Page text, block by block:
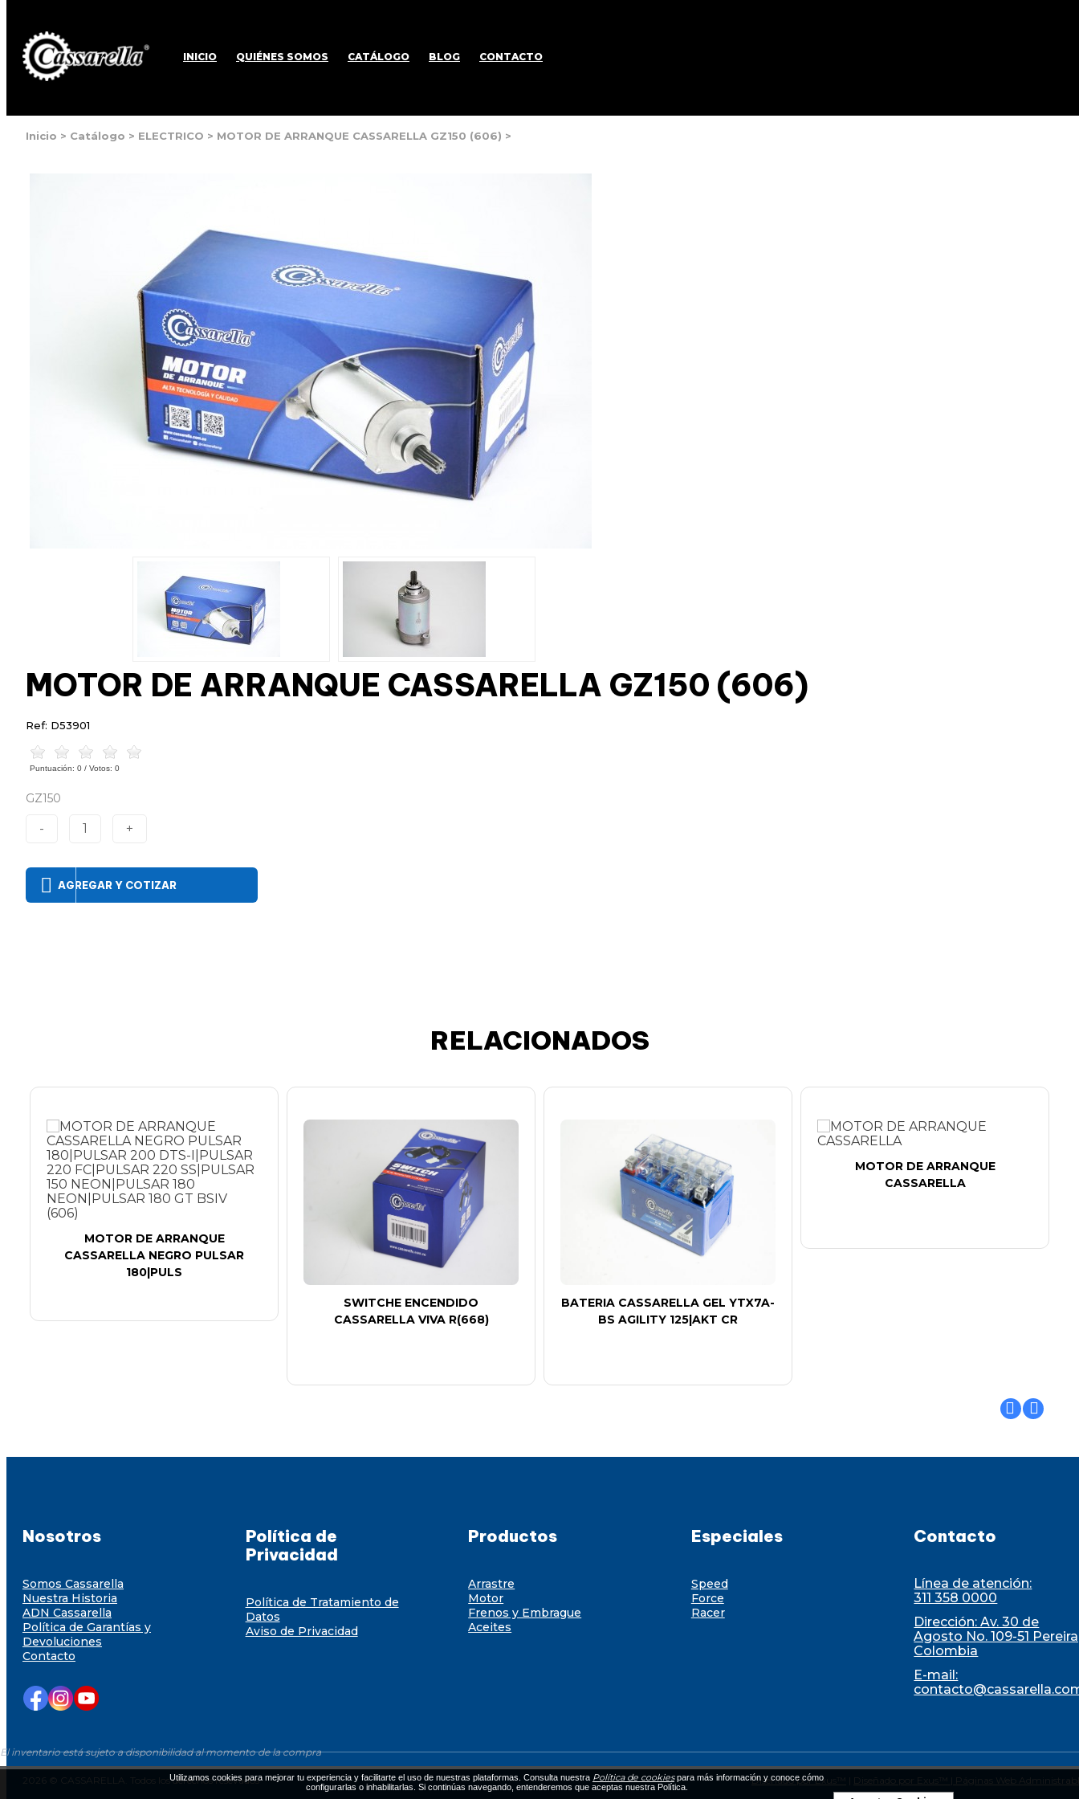
INICIO QUIÉNES SOMOS CATÁLOGO BLOG CONTACTO
Inicio > Catálogo > ELECTRICO > MOTOR DE ARRANQUE CASSARELLA GZ150 (606) >
MOTOR DE ARRANQUE CASSARELLA GZ150 (606)
Ref: D53901
Puntuación: 0 / Votos: 0
GZ150
- 1 +
AGREGAR Y COTIZAR
El inventario está sujeto a disponibilidad al momento de la compra
RELACIONADOS
MOTOR DE ARRANQUE
CASSARELLA NEGRO PULSAR
180|PULS
SWITCHE ENCENDIDO
CASSARELLA VIVA R(668)
BATERIA CASSARELLA GEL YTX7A-
BS AGILITY 125|AKT CR
MOTOR DE ARRANQUE
CASSARELLA
Nosotros
Somos Cassarella
Nuestra Historia
ADN Cassarella
Política de Garantías y
Devoluciones
Contacto
Política de
Privacidad
Política de Tratamiento de
Datos
Aviso de Privacidad
Productos
Arrastre
Motor
Frenos y Embrague
Aceites
Especiales
Speed
Force
Racer
Contacto
Línea de atención:
311 358 0000
Dirección: Av. 30 de
Agosto No. 109-51
Colombia
E-mail:
2026 © CASSARELLA. Todos los derechos resevados Diseñado por Exus™ Diseñado por Exus™ | Páginas Web
Utilizamos cookies para mejorar tu experiencia y facilitarte el uso de nuestras plataformas. Consulta nuestra Política de cookiespara más información y conoce cómo
configurarlas o inhabilitarlas. Si continúas navegando, entenderemos que aceptas nuestra Política.